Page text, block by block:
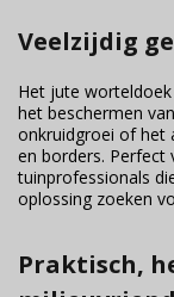
Veelzijdig
Het jute
het beschermen
onkruidgroei of het
en borders. Perfect
tuinprofessionals
oplossing zoeken
Praktisch,